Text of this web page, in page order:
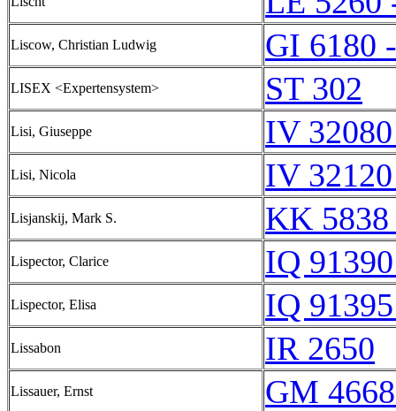
Liscow, Christian Ludwig GI 6180
LISEX <Expertensystem> ST 302
Lisi, Giuseppe IV
Lisi, Nicola IV
Lisjanskij, Mark S. KK
Lispector, Clarice IQ
Lispector, Elisa IQ
Lissabon IR 2650
Lissauer, Ernst GM